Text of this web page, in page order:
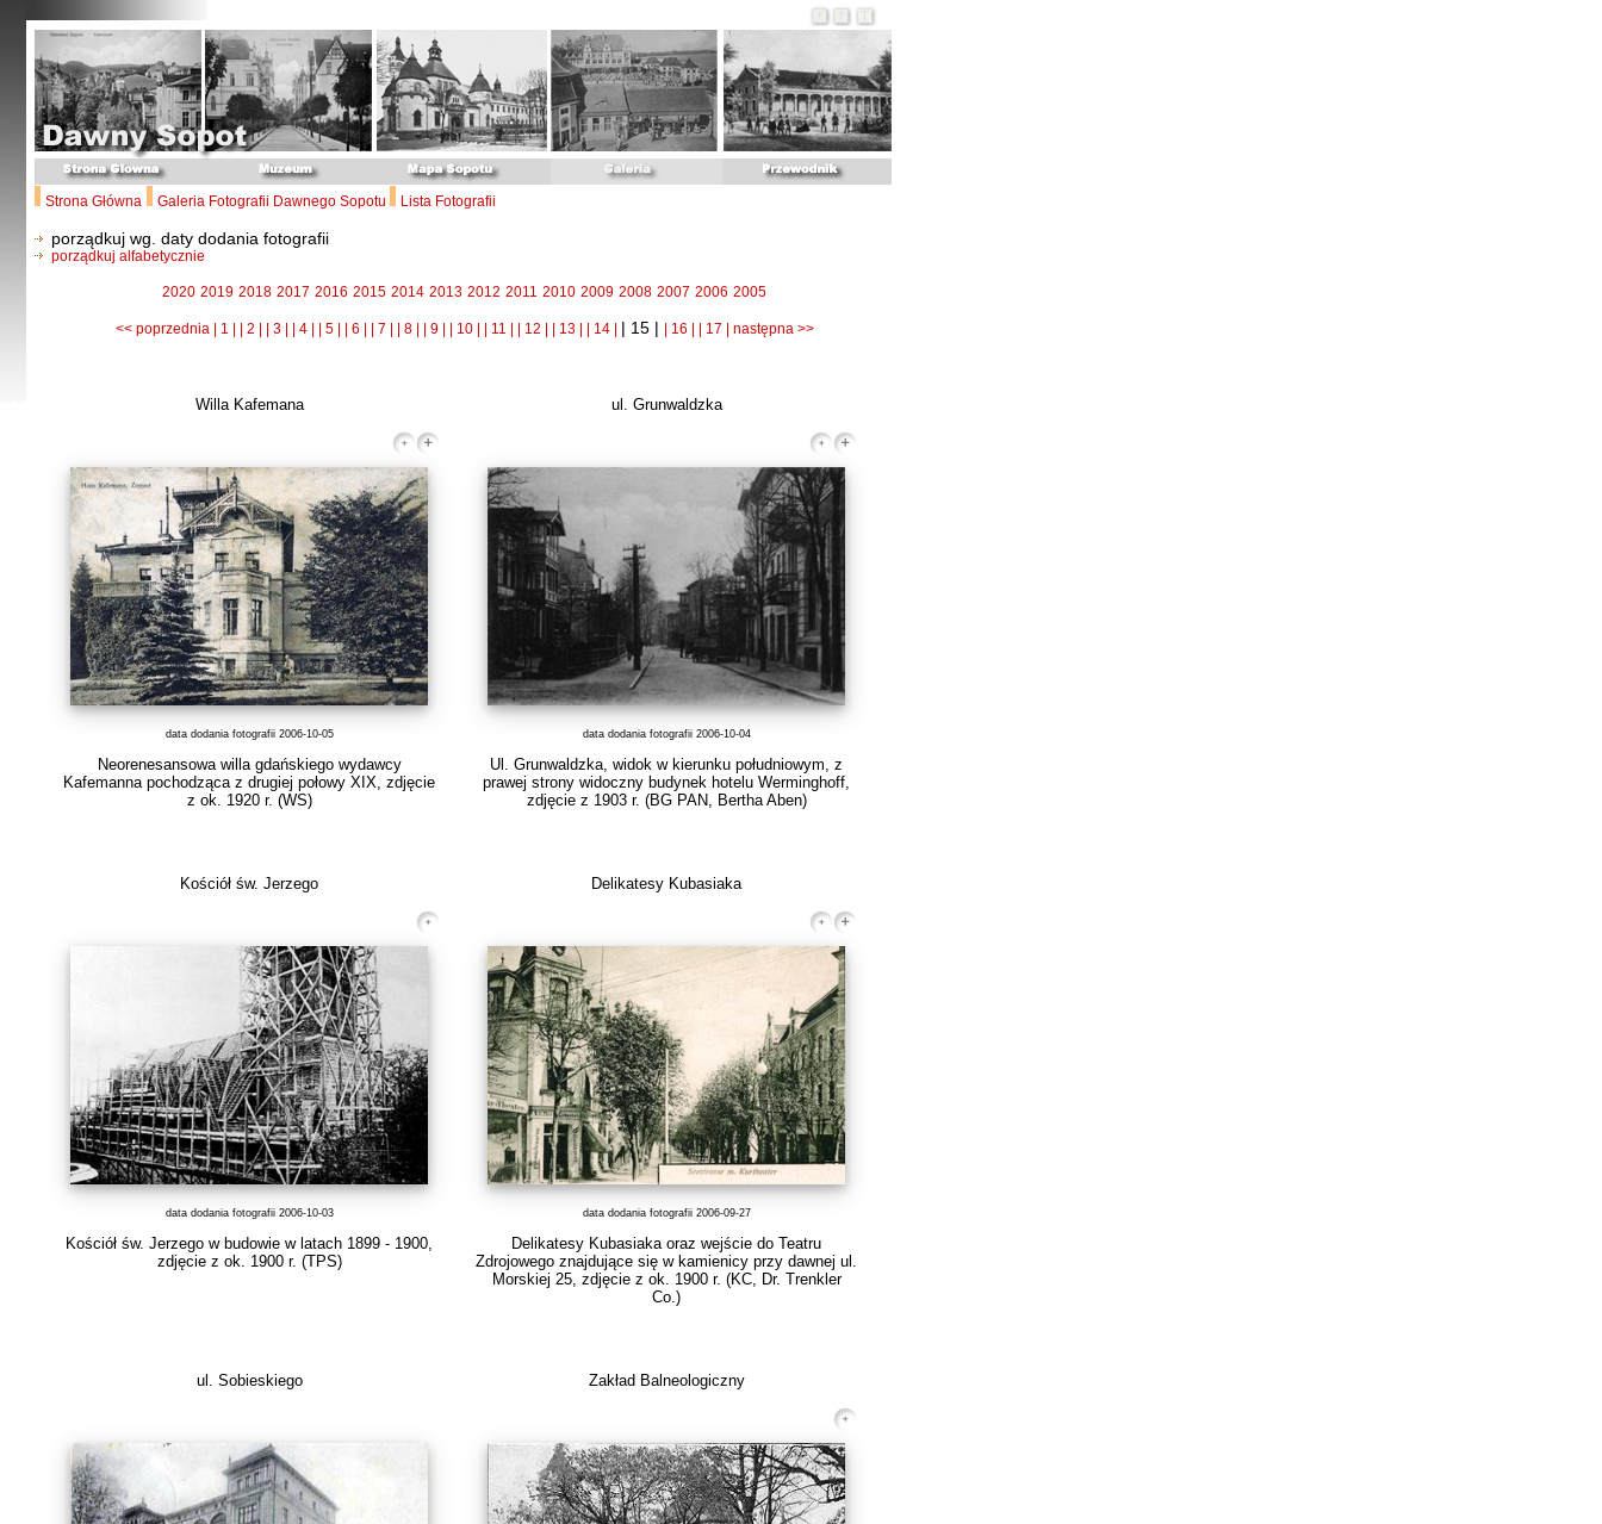
Strona Główna Galeria Fotografii Dawnego Sopotu Lista Fotografii
porządkuj wg. daty dodania fotografii
porządkuj alfabetycznie
2020 2019 2018 2017 2016 2015 2014 2013 2012 2011 2010 2009 2008 2007 2006 2005
<< poprzednia | 1 | | 2 | | 3 | | 4 | | 5 | | 6 | | 7 | | 8 | | 9 | | 10 | | 11 | | 12 | | 13 | | 14 | | 15 | | 16 | | 17 | następna >>
Willa Kafemana
data dodania fotografii 2006-10-05
Neorenesansowa willa gdańskiego wydawcy
Kafemanna pochodząca z drugiej połowy XIX, zdjęcie
z ok. 1920 r. (WS)
ul. Grunwaldzka
data dodania fotografii 2006-10-04
Ul. Grunwaldzka, widok w kierunku południowym, z
prawej strony widoczny budynek hotelu Werminghoff,
zdjęcie z 1903 r. (BG PAN, Bertha Aben)
Kościół św. Jerzego
data dodania fotografii 2006-10-03
Kościół św. Jerzego w budowie w latach 1899 - 1900,
zdjęcie z ok. 1900 r. (TPS)
Delikatesy Kubasiaka
data dodania fotografii 2006-09-27
Delikatesy Kubasiaka oraz wejście do Teatru
Zdrojowego znajdujące się w kamienicy przy dawnej ul.
Morskiej 25, zdjęcie z ok. 1900 r. (KC, Dr. Trenkler
Co.)
ul. Sobieskiego Zakład Balneologiczny